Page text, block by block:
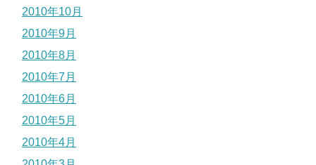
2010年10月
2010年9月
2010年8月
2010年7月
2010年6月
2010年5月
2010年4月